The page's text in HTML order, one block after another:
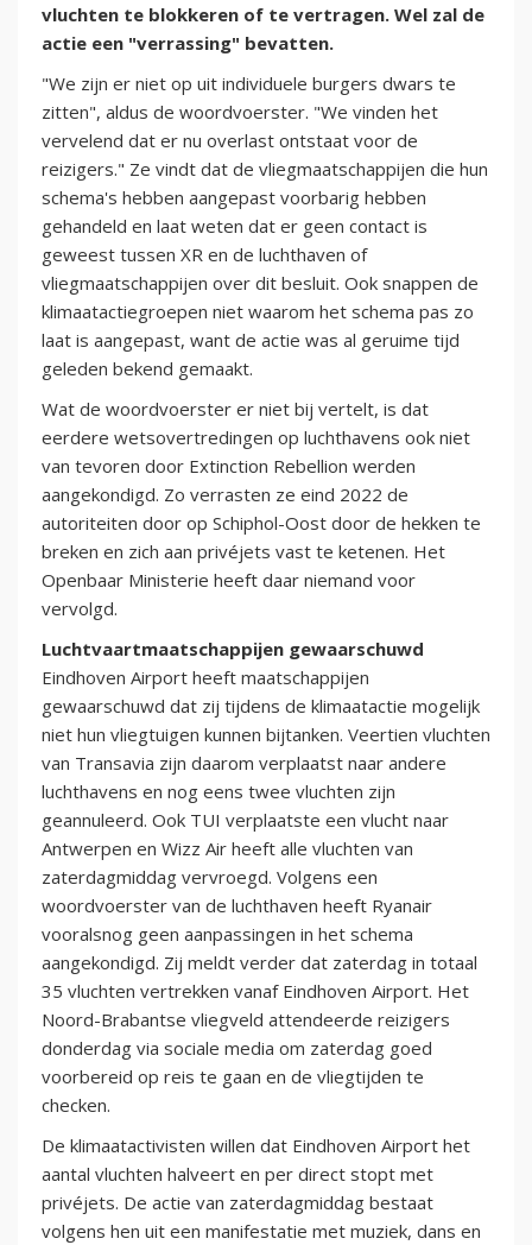
vluchten te blokkeren of te vertragen. Wel zal de
actie een "verrassing" bevatten.
"We zijn er niet op uit individuele burgers dwars te
zitten", aldus de woordvoerster. "We vinden het
vervelend dat er nu overlast ontstaat voor de
reizigers." Ze vindt dat de vliegmaatschappijen die hun
schema's hebben aangepast voorbarig hebben
gehandeld en laat weten dat er geen contact is
geweest tussen XR en de luchthaven of
vliegmaatschappijen over dit besluit. Ook snappen de
klimaatactiegroepen niet waarom het schema pas zo
laat is aangepast, want de actie was al geruime tijd
geleden bekend gemaakt.
Wat de woordvoerster er niet bij vertelt, is dat
eerdere wetsovertredingen op luchthavens ook niet
van tevoren door Extinction Rebellion werden
aangekondigd. Zo verrasten ze eind 2022 de
autoriteiten door op Schiphol-Oost door de hekken te
breken en zich aan privéjets vast te ketenen. Het
Openbaar Ministerie heeft daar niemand voor
vervolgd.
Luchtvaartmaatschappijen gewaarschuwd
Eindhoven Airport heeft maatschappijen
gewaarschuwd dat zij tijdens de klimaatactie mogelijk
niet hun vliegtuigen kunnen bijtanken. Veertien vluchten
van Transavia zijn daarom verplaatst naar andere
luchthavens en nog eens twee vluchten zijn
geannuleerd. Ook TUI verplaatste een vlucht naar
Antwerpen en Wizz Air heeft alle vluchten van
zaterdagmiddag vervroegd. Volgens een
woordvoerster van de luchthaven heeft Ryanair
vooralsnog geen aanpassingen in het schema
aangekondigd. Zij meldt verder dat zaterdag in totaal
35 vluchten vertrekken vanaf Eindhoven Airport. Het
Noord-Brabantse vliegveld attendeerde reizigers
donderdag via sociale media om zaterdag goed
voorbereid op reis te gaan en de vliegtijden te
checken.
De klimaatactivisten willen dat Eindhoven Airport het
aantal vluchten halveert en per direct stopt met
privéjets. De actie van zaterdagmiddag bestaat
volgens hen uit een manifestatie met muziek, dans en